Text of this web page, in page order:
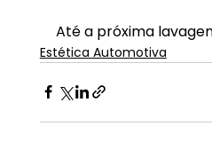
Até a próxima
Estética Automotiva